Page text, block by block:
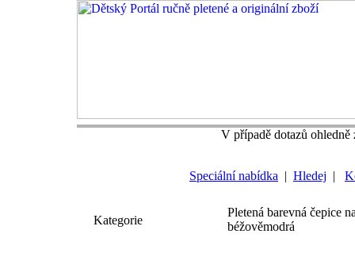
V případě dotazů
Speciální nabídka | Hledej |
Kategorie
Pletená barevná čepice
béžověmodrá